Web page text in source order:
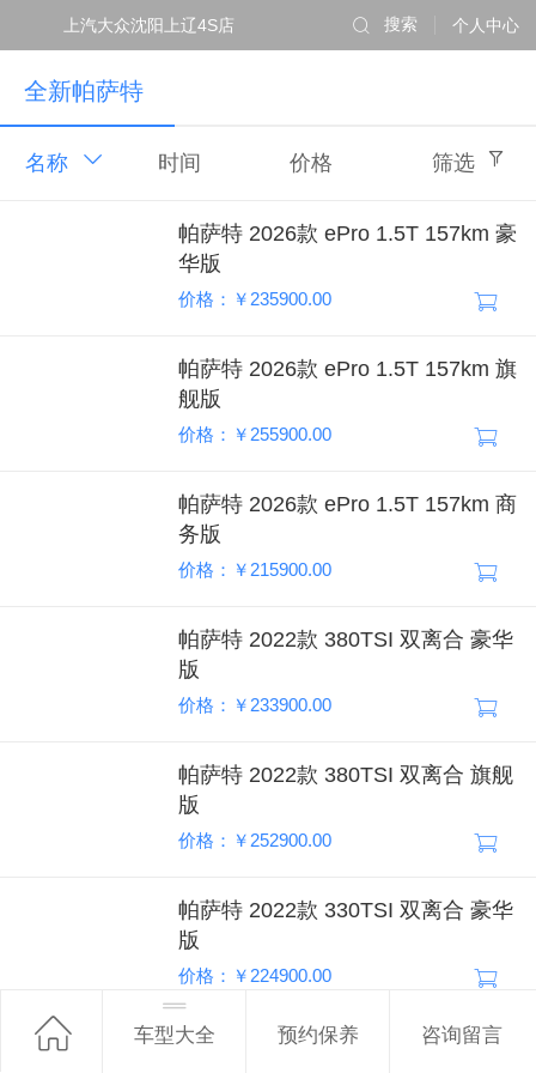
上汽大众沈阳上辽4S店 个人中心
搜索
全新帕萨特
名称 时间 价格 筛选
帕萨特 2026款 ePro 1.5T 157km 豪
华版
价格：￥235900.00
帕萨特 2026款 ePro 1.5T 157km 旗
舰版
价格：￥255900.00
帕萨特 2026款 ePro 1.5T 157km 商
务版
价格：￥215900.00
帕萨特 2022款 380TSI 双离合 豪华
版
价格：￥233900.00
帕萨特 2022款 380TSI 双离合 旗舰
版
价格：￥252900.00
帕萨特 2022款 330TSI 双离合 豪华
版
价格：￥224900.00
帕萨特 2022款 330TSI 双离合 精英
车型大全 预约保养 咨询留言